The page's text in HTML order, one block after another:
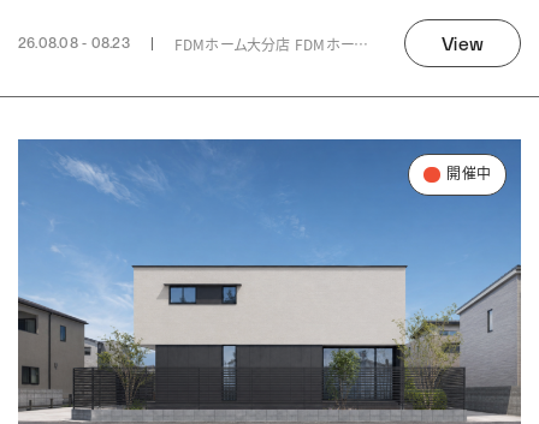
26.08.08 - 08.23 FDMホーム大分店 FDMホーム 中津店 View
開催中